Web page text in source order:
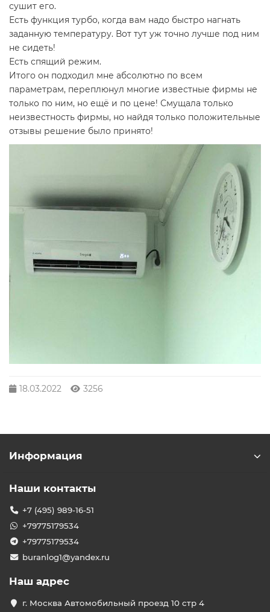
сушит его.
Есть функция турбо, когда вам надо быстро нагнать
заданную температуру. Вот тут уж точно лучше под ним
не сидеть!
Есть спящий режим.
Итого он подходил мне абсолютно по всем
параметрам, переплюнул многие известные фирмы не
только по ним, но ещё и по цене! Смущала только
неизвестность фирмы, но найдя только положительные
отзывы решение было принято!
18.03.2022 3256
Информация
Наши контакты
+7 (495) 989-16-51
+79775179534
+79775179534
buranlog1@yandex.ru
Наш адрес
г. Москва Автомобильный проезд 10 стр 4